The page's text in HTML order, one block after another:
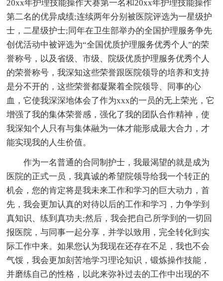
20xx年护理技能操作大赛第一名和20xx年护理技能操作
第二名的优异成绩;连续两年分别被医院评选为一星级护
士，二星级护士;同年在卫生部举办的全国护理服务争先
创优活动中被评选为“全国优质护理服务优秀个人”的荣
誉称号，以及省级、市级、院级优质护理服务优秀个人
的荣誉称号，我深知这些荣誉跟医院领导的培养和支持
是分不开的，这些荣誉都凝聚着全院领导、同事的心
血，它使我深深地体会了作为xxx的一员的无上荣光，它
增强了我的集体荣誉感，强化了我的团队合作精神，使
我深知个人只有与集体融为一体才能形成最大合力，才
能实现我的人生价值。
作为一名普通的合同制护士，我最渴望的就是成为
医院的正式一员，我真诚的希望院领导给我一个转正的
机会，您的肯定将是我未来工作和学习的巨大动力，首
先，我会更加认真的对待以后的工作和学习，力争学到
真知识、练到真功夫;然后，我会把自己所学到的一切回
报医院，与同事一起分享，并学以致用，完全转化到实
际工作中来。如果您认为我现在还存在不足，我也不会
气馁，我会更加刻苦地学习理论知识，锻炼操作技能，
并磨练自己的性格，以此来弥补过去的工作中出现的不